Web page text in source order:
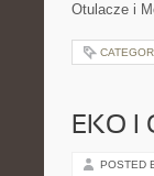
Otulacze i
EKO I
POSTED